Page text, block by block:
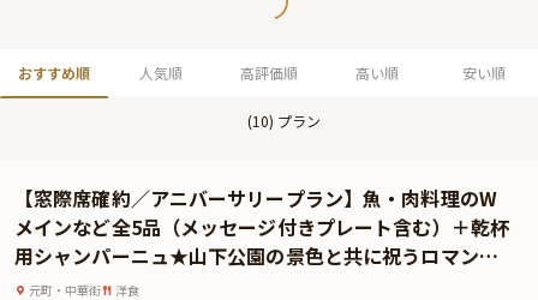
おすすめ順 人気順 高評価順 高い順 安い順
(10) プラン
【窓際席確約／アニバーサリープラン】魚・肉料理のW
メインなど全5品（メッセージ付きプレート含む）＋乾杯
用シャンパーニュ★山下公園の景色と共に祝うロマンテ
ィックな記念日
元町・中華街 洋食